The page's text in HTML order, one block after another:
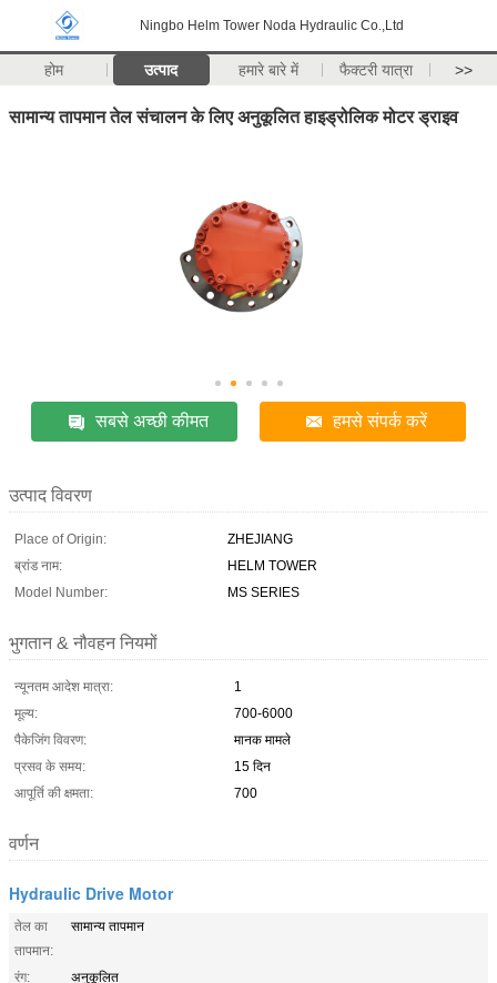
Ningbo Helm Tower Noda Hydraulic Co.,Ltd
होम उत्पाद हमारे बारे में फैक्टरी यात्रा >>
सामान्य तापमान तेल संचालन के लिए अनुकूलित हाइड्रोलिक मोटर ड्राइव
सबसे अच्छी कीमत हमसे संपर्क करें
उत्पाद विवरण
Place of Origin:
ZHEJIANG
ब्रांड नाम:
HELM TOWER
Model Number:
MS SERIES
भुगतान & नौवहन नियमों
न्यूनतम आदेश मात्रा:
1
मूल्य:
700-6000
पैकेजिंग विवरण:
मानक मामले
प्रसव के समय:
15 दिन
आपूर्ति की क्षमता:
700
वर्णन
Hydraulic Drive Motor
तेल का
तापमान:
सामान्य तापमान
रंग:
अनुकूलित